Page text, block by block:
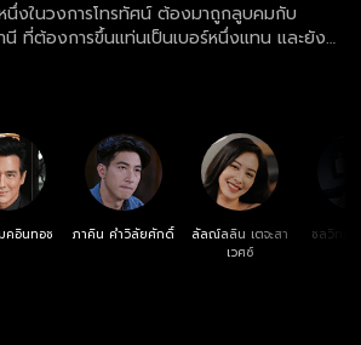
นึ่งในวงการโทรทัศน์ ต้องมาถูกลูบคมกับ
ที่ต้องการขึ้นแท่นเป็นเบอร์หนึ่งแทน และยัง
จะเสียทั้งงานและคนรักของตนเองหรือไม่?
คอินทอช ภาคิน คำวิลัยศักดิ์
ลัลณ์ลลิน เตจะสา
เวศซ์
ชลวิทย์